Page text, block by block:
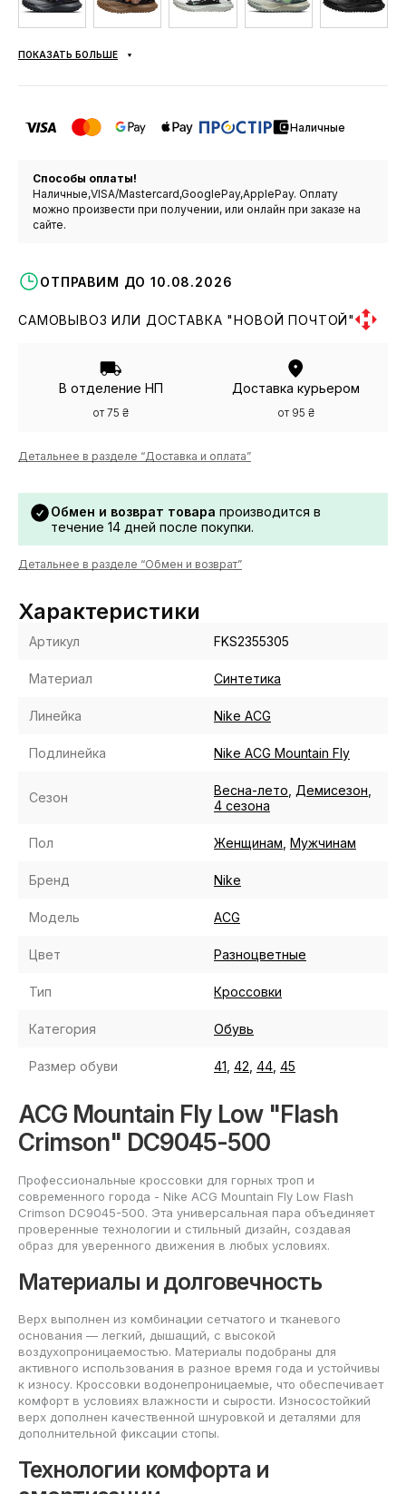
ПОКАЗАТЬ БОЛЬШЕ
Наличные
Способы оплаты!
Наличные,VISA/Mastercard,GooglePay,ApplePay. Оплату
можно произвести при получении, или онлайн при заказе на
сайте.
ОТПРАВИМ ДО 10.08.2026
САМОВЫВОЗ ИЛИ ДОСТАВКА "НОВОЙ ПОЧТОЙ"
В отделение НП
от 75 ₴
Доставка курьером
от 95 ₴
Детальнее в разделе “Доставка и оплата”
Обмен и возврат товара производится в
течение 14 дней после покупки.
Детальнее в разделе “Обмен и возврат”
Характеристики
Артикул FKS2355305
Материал Синтетика
Линейка Nike ACG
Подлинейка Nike ACG Mountain Fly
Сезон Весна-лето Демисезон
4 сезона
Пол Женщинам Мужчинам
Бренд Nike
Модель ACG
Цвет Разноцветные
Тип Кроссовки
Категория Обувь
Размер обуви 41 42 44 45
ACG Mountain Fly Low "Flash
Crimson" DC9045-500
Профессиональные кроссовки для горных троп и
современного города - Nike ACG Mountain Fly Low Flash
Crimson DC9045-500. Эта универсальная пара объединяет
проверенные технологии и стильный дизайн, создавая
образ для уверенного движения в любых условиях.
Материалы и долговечность
Верх выполнен из комбинации сетчатого и тканевого
основания — легкий, дышащий, с высокой
воздухопроницаемостью. Материалы подобраны для
активного использования в разное время года и устойчивы
к износу. Кроссовки водонепроницаемые, что обеспечивает
комфорт в условиях влажности и сырости. Износостойкий
верх дополнен качественной шнуровкой и деталями для
дополнительной фиксации стопы.
Технологии комфорта и